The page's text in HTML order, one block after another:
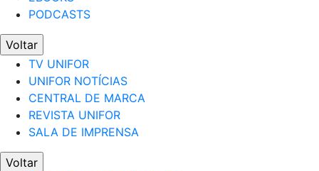
PODCASTS
Voltar
TV UNIFOR
UNIFOR NOTÍCIAS
CENTRAL DE MARCA
REVISTA UNIFOR
SALA DE IMPRENSA
Voltar